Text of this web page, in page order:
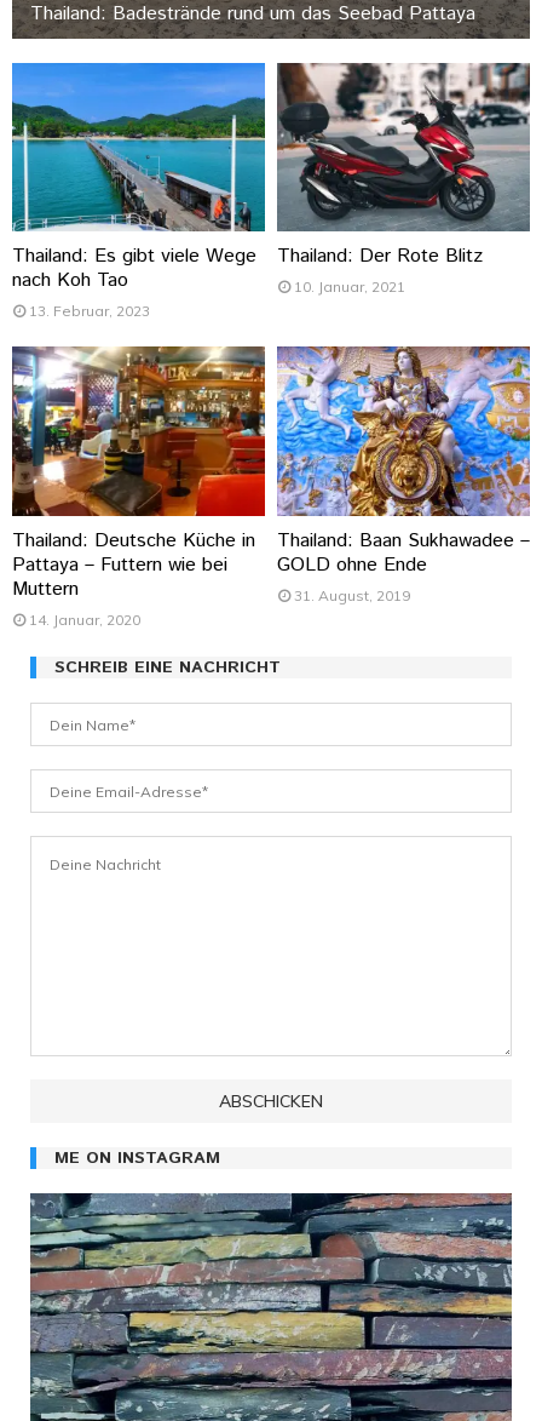
Thailand: Badestrände rund um das Seebad Pattaya
Thailand: Es gibt viele Wege
nach Koh Tao
13. Februar, 2023
Thailand: Der Rote Blitz
10. Januar, 2021
Thailand: Deutsche Küche in
Pattaya – Futtern wie bei
Muttern
14. Januar, 2020
Thailand: Baan Sukhawadee –
GOLD ohne Ende
31. August, 2019
SCHREIB EINE NACHRICHT
ME ON INSTAGRAM